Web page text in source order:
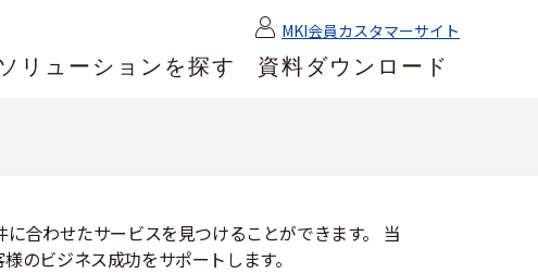
MKI会員カスタマーサイト
ソリューションを探す 資料ダウンロード
合わせたサービスを見つけることができます。 当
のビジネス成功をサポートします。